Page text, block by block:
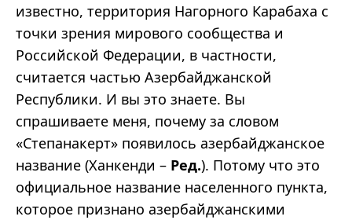
известно, территория Нагорного Карабаха с
точки зрения мирового сообщества и
Российской Федерации, в частности,
считается частью Азербайджанской
Республики. И вы это знаете. Вы
спрашиваете меня, почему за словом
«Степанакерт» появилось азербайджанское
название (Ханкенди – Ред.). Потому что это
официальное название населенного пункта,
которое признано азербайджанскими